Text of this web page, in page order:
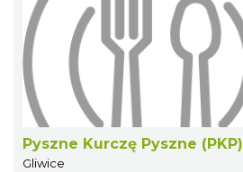
Pyszne Kurczę Pyszne (PKP)
Gliwice